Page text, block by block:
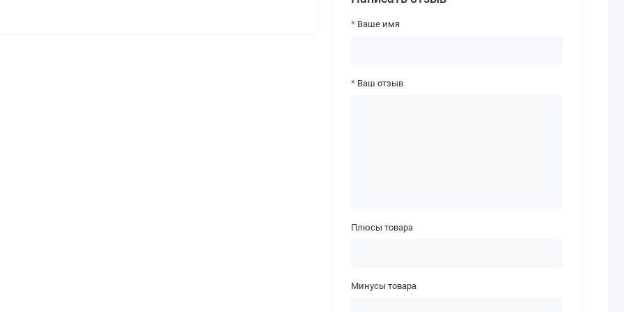
Ваше имя
Ваш отзыв
Плюсы товара
Минусы товара